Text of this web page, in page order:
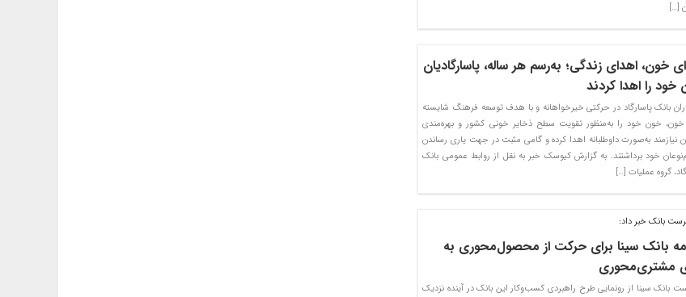
[…]
خون، اهدای زندگی؛ به‌رسم هر ساله، پاسارگادیان
را اهدا کردند
بانک پاسارگاد در حرکتی خیرخواهانه و با هدف توسعه فرهنگ شایسته
خون، خون خود را به‌منظور تقویت سطح ذخایر خونی کشور و بهره‌مندی
نیازمند به‌صورت داوطلبانه اهدا کرده و گامی مثبت در جهت یاری رساندن
خود برداشتند. به گزارش کیوسک خبر به نقل از روابط عمومی بانک
گروه عملیات […]
بانک خبر داد:
بانک سینا برای حرکت از محصول‌محوری به
مشتری‌محوری
بانک سینا از رونمایی طرح راهبردی کسب‌وکار این بانک در آینده نزدیک